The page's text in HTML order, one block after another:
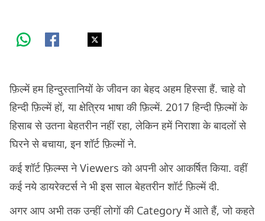
फ़िल्में हम हिन्दुस्तानियों के जीवन का बेहद अहम हिस्सा हैं. चाहे वो
हिन्दी फ़िल्में हों, या क्षेत्रिय भाषा की फ़िल्में. 2017 हिन्दी फ़िल्मों के
हिसाब से उतना बेहतरीन नहीं रहा, लेकिन हमें निराशा के बादलों से
घिरने से बचाया, इन शॉर्ट फ़िल्मों ने.
कई शॉर्ट फ़िल्म्स ने Viewers को अपनी ओर आकर्षित किया. वहीं
कई नये डायरेक्टर्स ने भी इस साल बेहतरीन शॉर्ट फ़िल्में दी.
अगर आप अभी तक उन्हीं लोगों की Category में आते हैं, जो कहते